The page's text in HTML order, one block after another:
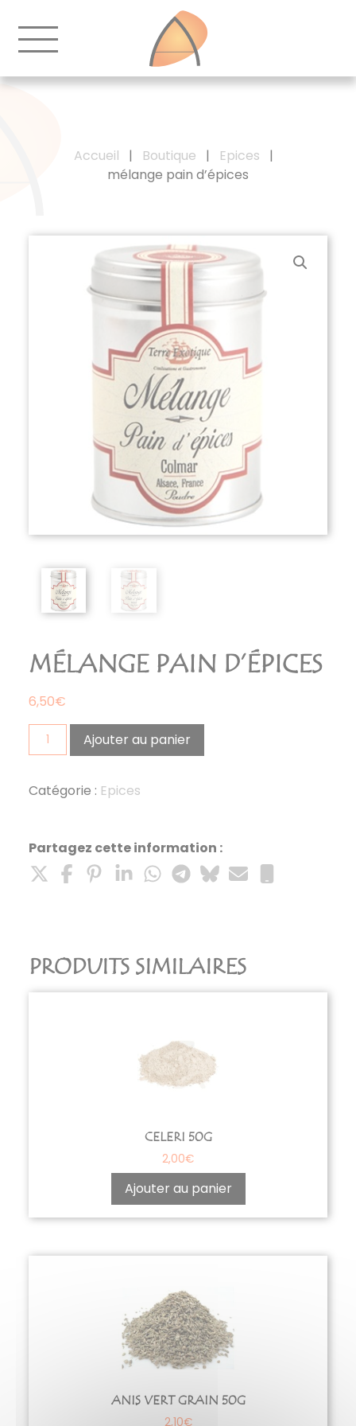
Accueil | Boutique | Epices
|
mélange pain d’épices
MÉLANGE PAIN D’ÉPICES
6,50€
quantité
de
pain
Ajouter au panier
Catégorie : Epices
Partagez cette information :
PRODUITS SIMILAIRES
CELERI 50G
2,00€
Ajouter au panier
ANIS VERT GRAIN 50G
2,10€